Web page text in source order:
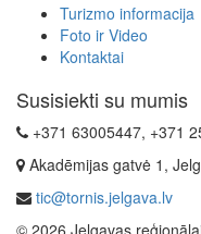
Turizmo informacija
Foto ir Video
Kontaktai
Susisiekti su mumis
+371 63005447, +371
Akadēmijas gatvė 1,
tic@tornis.jelgava.lv
© 2026 Jelgavas